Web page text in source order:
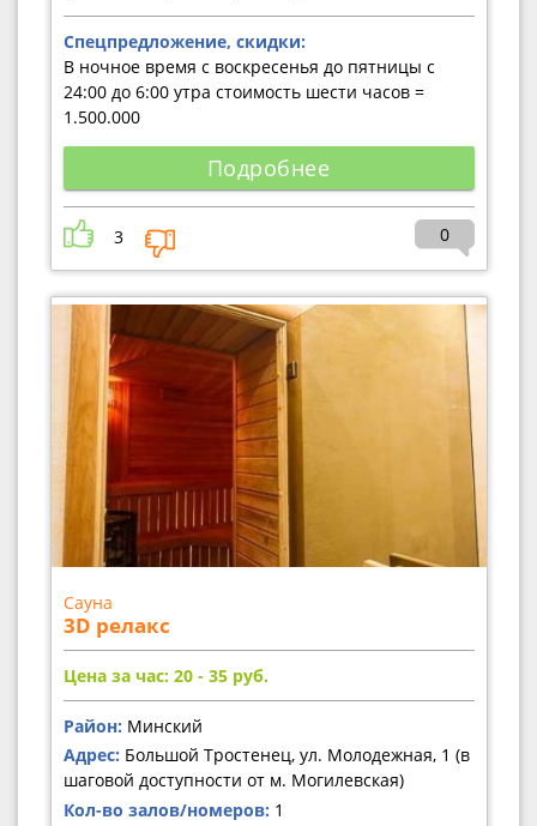
Спецпредложение, скидки:
В ночное время с воскресенья до пятницы с
24:00 до 6:00 утра стоимость шести часов =
1.500.000
Подробнее
3 0
Сауна
3D релакс
Цена за час: 20 - 35 руб.
Район: Минский
Адрес: Большой Тростенец, ул. Молодежная, 1 (в
шаговой доступности от м. Могилевская)
Кол-во залов/номеров: 1